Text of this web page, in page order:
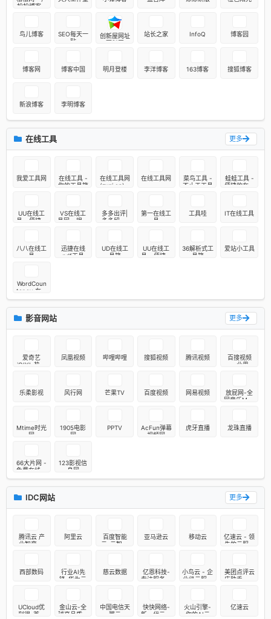
松松博客 -
鸟儿博客
SEO每天一
贴
创新屋网址
站长之家 InfoQ 博客园
博客网 博客中国 明月登楼 李洋博客 163博客 搜狐博客
新浪博客 李明博客
在线工具 更多
我爱工具网
在线工具 -
你的工具箱
在线工具网
(zxgj.cn) -
在线工具网
菜鸟工具 -
不止于工具
蛙蛙工具 -
便捷的在线
UU在线工
具 - 便捷实
VS在线工
具网 - 提供
多多出评|
多多留评|
口-在线下
载
第一在线工
具
工具哇 IT在线工具
八八在线工
具
迅捷在线
pdf工具
UD在线工
具箱
UU在线工
具 - 便捷实
36解析式工
具箱
爱站小工具
WordCoun
ter.cv 在线
字数统计
影音网站 更多
爱奇艺
iQIYI-热门
凤凰视频 哔哩哔哩 搜狐视频 腾讯视频
百搜视频
——业界领
乐柔影视
风行网 芒果TV 百度视频 网易视频
放屁网-全
网音乐MP3
Mtime时光
网
1905电影
网
PPTV
AcFun弹幕
视频网
虎牙直播 龙珠直播
66大片网 -
免费在线观
看最新电
123影视信
息网
IDC网站 更多
腾讯云 产
业智变·云
阿里云
百度智能
云-云智一
亚马逊云 移动云
亿速云 - 领
先的云服务
算服务商！
西部数码
行业AI先
锋-华为云
慈云数据
亿恩科技-
专注服务器
小鸟云 - 企
业级云服务
务提供商
美团点评云
店助手——
UCloud优
刻得-首家
金山云-全
球高品质云
中国电信天
翼云
快快网络-
新一代云安
火山引擎-
你的AI云
亿速云